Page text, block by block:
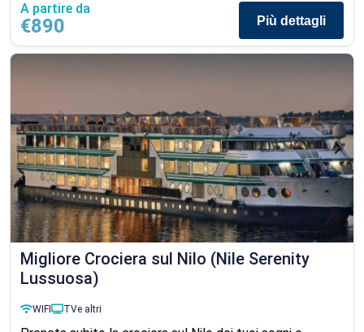
A partire da
€890 Più dettagli
Migliore Crociera sul Nilo (Nile Serenity
Lussuosa)
WIFI TVe altri